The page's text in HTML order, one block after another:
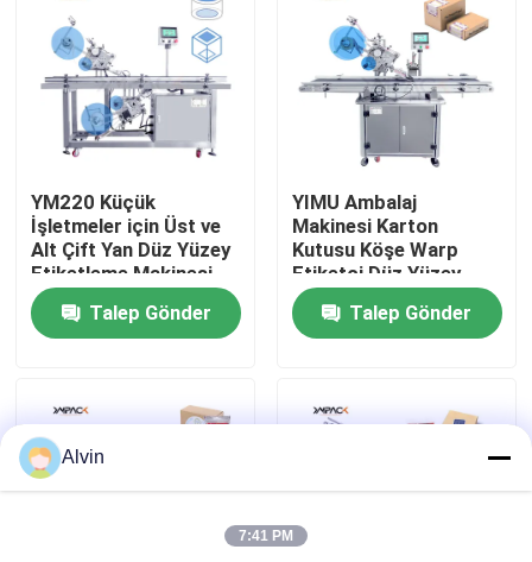
VİDEOLAR
Hakkımızda
Kalite kontrol
Bize Ulaşın
Bir teklif isteği
Otomatik Etiketleme Makinası
YM220 Küçük
İşletmeler için Üst ve
Alt Çift Yan Düz Yüzey
Etiketleme Makinesi
Talep Gönder
YIMU Ambalaj
Makinesi Karton
Kutusu Köşe Warp
Etiketçi Düz Yüzey
Yapıştırma Etiketleme
MakinesiTalep Gönder
Alvin
7:41 PM